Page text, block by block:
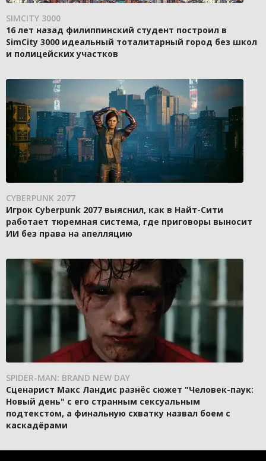
SIMCITY 3000
16 лет назад филиппинский студент построил в
SimCity 3000 идеальный тоталитарный город без школ
и полицейских участков
CYBERPUNK 2077
Игрок Cyberpunk 2077 выяснил, как в Найт-Сити
работает тюремная система, где приговоры выносит
ИИ без права на апелляцию
SPIDER-MAN: BRAND NEW DAY
Сценарист Макс Ландис разнёс сюжет "Человек-паук:
Новый день" с его странным сексуальным
подтекстом, а финальную схватку назвал боем с
каскадёрами